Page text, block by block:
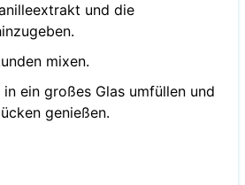
und die
mixen.
ein großes Glas umfüllen und
genießen.